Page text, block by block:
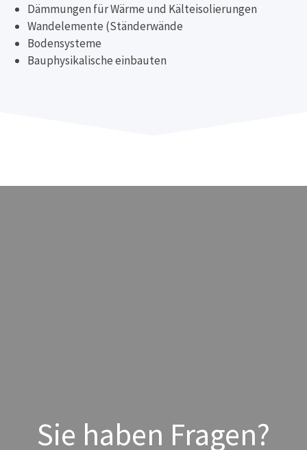
Dämmungen für Wärme und Kälteisolierungen
Wandelemente (Ständerwände
Bodensysteme
Bauphysikalische einbauten
Sie haben Fragen?